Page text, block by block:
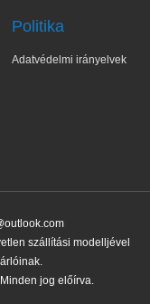
Politika
Adatvédelmi irányelvek
szállítási modelljével
jog előírva.
✕